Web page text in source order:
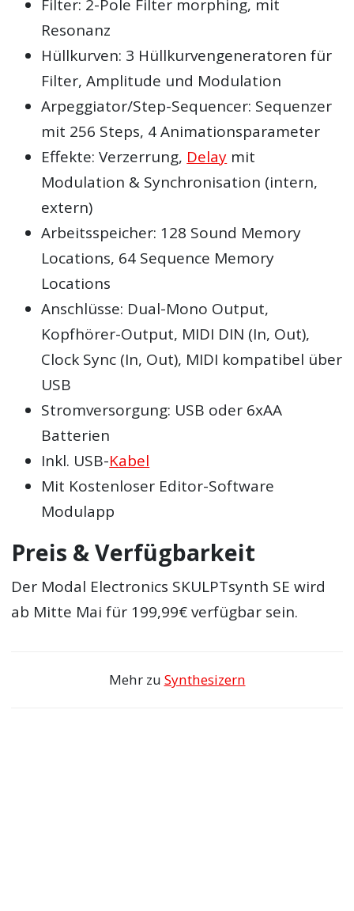
Filter: 2-Pole Filter morphing, mit
Resonanz
Hüllkurven: 3 Hüllkurvengeneratoren für
Filter, Amplitude und Modulation
Arpeggiator/Step-Sequencer: Sequenzer
mit 256 Steps, 4 Animationsparameter
Effekte: Verzerrung, Delay mit
Modulation & Synchronisation (intern,
extern)
Arbeitsspeicher: 128 Sound Memory
Locations, 64 Sequence Memory
Locations
Anschlüsse: Dual-Mono Output,
Kopfhörer-Output, MIDI DIN (In, Out),
Clock Sync (In, Out), MIDI kompatibel über
USB
Stromversorgung: USB oder 6xAA
Batterien
Inkl. USB-Kabel
Mit Kostenloser Editor-Software
Modulapp
Preis & Verfügbarkeit
Der Modal Electronics SKULPTsynth SE wird
ab Mitte Mai für 199,99€ verfügbar sein.
Mehr zu Synthesizern